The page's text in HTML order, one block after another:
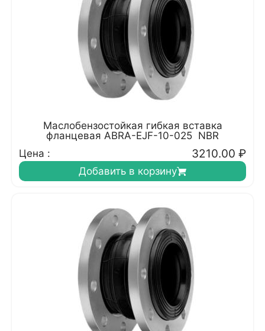
Маслобензостойкая гибкая вставка
фланцевая ABRA-EJF-10-025 NBR
Цена :
3210.00 ₽
Добавить в корзину